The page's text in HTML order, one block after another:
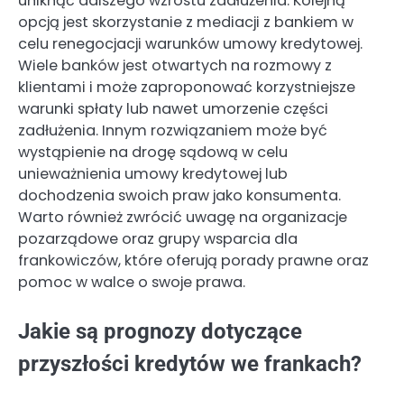
opcją jest skorzystanie z mediacji z bankiem w
celu renegocjacji warunków umowy kredytowej.
Wiele banków jest otwartych na rozmowy z
klientami i może zaproponować korzystniejsze
warunki spłaty lub nawet umorzenie części
zadłużenia. Innym rozwiązaniem może być
wystąpienie na drogę sądową w celu
unieważnienia umowy kredytowej lub
dochodzenia swoich praw jako konsumenta.
Warto również zwrócić uwagę na organizacje
pozarządowe oraz grupy wsparcia dla
frankowiczów, które oferują porady prawne oraz
pomoc w walce o swoje prawa.
Jakie są prognozy dotyczące
przyszłości kredytów we frankach?